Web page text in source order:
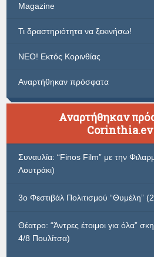
Magazine
Τι δραστηριότητα να ξεκινήσω!
ΝΕΟ! Εκτός Κορινθίας
Αναρτήθηκαν πρόσφατα
Αναρτήθηκαν
Συναυλία: “Finos Film” με την
Λουτράκι)
3ο Φεστιβάλ Πολιτισμού “Θυμέλη”
Θέατρο: “Άντρες έτοιμοι για όλα”
4/8 Πουλίτσα)